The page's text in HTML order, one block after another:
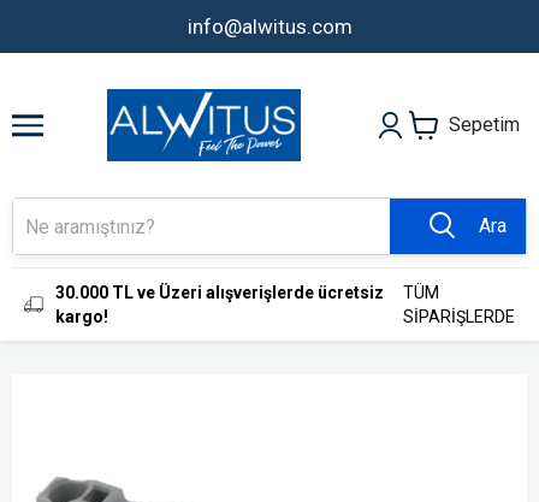
info@alwitus.com
Sepetim
Ara
30.000 TL ve Üzeri alışverişlerde ücretsiz
kargo!
TÜM
SİPARİŞLERDE